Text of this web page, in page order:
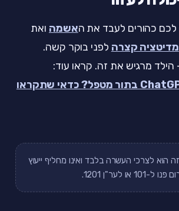
לכם כהורים לעבד את האשמה ואת
מדיטציה קצרה לפני בוקר קשה.
מרגיש את זה. קראו עוד:
משתמשים ב-ChatGPT בתור מטפל? כדאי שתקראו
הוא לצרכי העשרה בלבד ואינו מחליף ייעוץ
או לער"ן 1201.